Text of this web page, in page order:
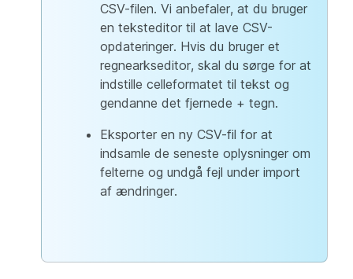
CSV-filen. Vi anbefaler, at du bruger
en teksteditor til at lave CSV-
opdateringer. Hvis du bruger et
regnearkseditor, skal du sørge for at
indstille celleformatet til tekst og
gendanne det fjernede + tegn.
Eksporter en ny CSV-fil for at
indsamle de seneste oplysninger om
felterne og undgå fejl under import
af ændringer.